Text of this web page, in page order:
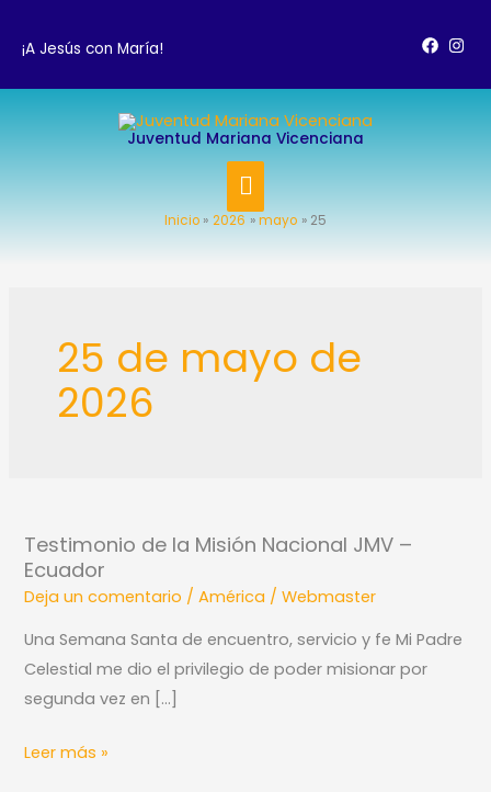
¡A Jesús con María!
Juventud Mariana Vicenciana
MENÚ
PRINCIPAL
Inicio 2026 mayo 25
25 de mayo de
2026
Testimonio de la Misión Nacional JMV –
Ecuador
Deja un comentario /América /Webmaster
Una Semana Santa de encuentro, servicio y fe Mi Padre
Celestial me dio el privilegio de poder misionar por
segunda vez en […]
la
Misión
Nacional
JMV
–
Ecuador
Leer más »